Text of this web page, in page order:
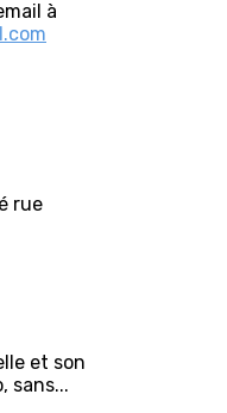
à
rue
et son
sans...